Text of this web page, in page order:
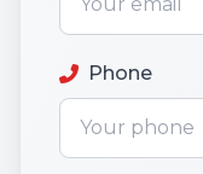
Phone